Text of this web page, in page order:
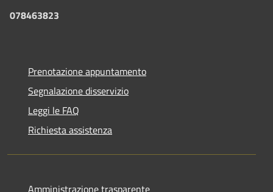
078463823
Prenotazione appuntamento
Segnalazione disservizio
Leggi le FAQ
Richiesta assistenza
Amministrazione trasparente